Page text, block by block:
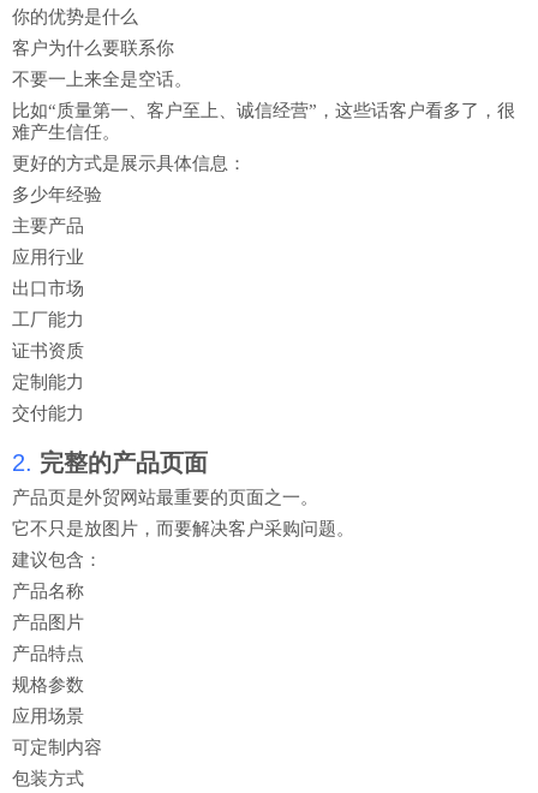
你的优势是什么
客户为什么要联系你
不要一上来全是空话。
比如“质量第一、客户至上、诚信经营”，这些话客户看多了，很
难产生信任。
更好的方式是展示具体信息：
多少年经验
主要产品
应用行业
出口市场
工厂能力
证书资质
定制能力
交付能力
2. 完整的产品页面
产品页是外贸网站最重要的页面之一。
它不只是放图片，而要解决客户采购问题。
建议包含：
产品名称
产品图片
产品特点
规格参数
应用场景
可定制内容
包装方式